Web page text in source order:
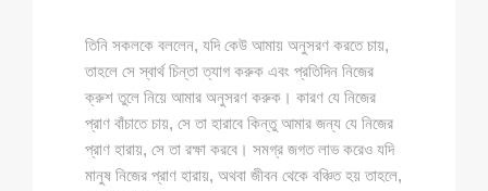
তিনি সকলকে বললেন, যদি কেউ আমায় অনুসরণ করতে চায়,
তাহলে সে স্বার্থ চিন্তা ত্যাগ করুক এবং প্রতিদিন নিজের
ক্রুশ তুলে নিয়ে আমার অনুসরণ করুক। কারণ যে নিজের
প্রাণ বাঁচাতে চায়, সে তা হারাবে কিন্তু আমার জন্য যে নিজের
প্রাণ হারায়, সে তা রক্ষা করবে। সমগ্র জগত লাভ করেও যদি
মানুষ নিজের প্রাণ হারায়, অথবা জীবন থেকে বঞ্চিত হয় তাহলে,